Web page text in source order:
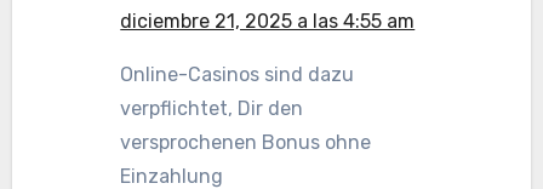
diciembre 21, 2025 a las 4:55 am
Online-Casinos sind dazu
verpflichtet, Dir den
versprochenen Bonus ohne
Einzahlung